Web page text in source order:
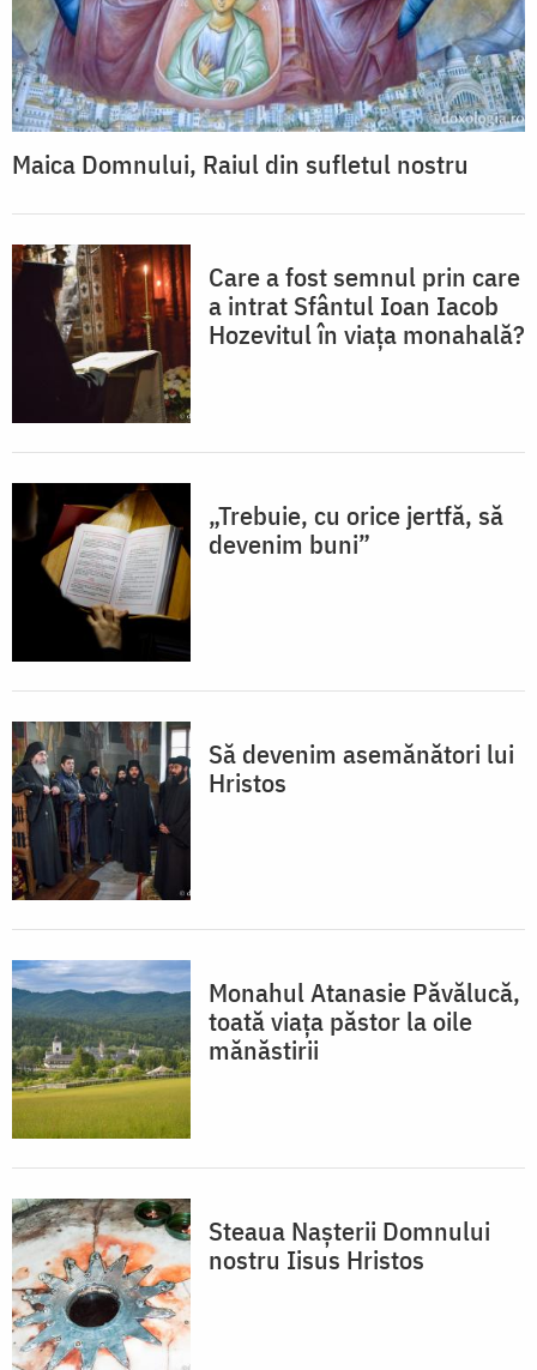
Maica Domnului, Raiul din sufletul nostru
Care a fost semnul prin care
a intrat Sfântul Ioan Iacob
Hozevitul în viața monahală?
„Trebuie, cu orice jertfă, să
devenim buni”
Să devenim asemănători lui
Hristos
Monahul Atanasie Păvălucă,
toată viața păstor la oile
mănăstirii
Steaua Nașterii Domnului
nostru Iisus Hristos